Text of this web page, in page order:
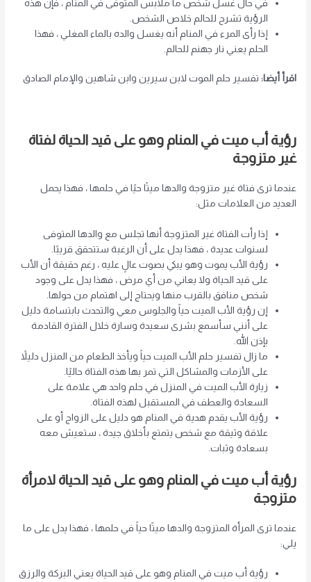
في حال غسل شخص ما ملابس المتوفى في المنام ، فإن هذه
الرؤية تشرح للحالم خلاص الشخص.
إذا رأى المرء في المنام أنه يغسل والده بالماء المغلي ، فهذا
الحلم يعني نار جهنم للحالم.
اقرأ أيضا: تفسير حلم الموت لابن سيرين وابن شاهين والإمام الصادق
رؤية أب ميت في المنام وهو على قيد الحياة لفتاة
غير متزوجة
عندما ترى فتاة غير متزوجة والدها ميتًا حيًا في حلمها ، فهذا يحمل
العديد من العلامات مثل:
إذا رأت الفتاة غير المتزوجة أنها تجلس مع والدها المتوفى
لسنوات عديدة ، فهذا يدل على أن الرغبة ستتحقق قريبًا.
رؤية الأب يموت وهو يبكي بصوت عالٍ عليه ، رغم حقيقة أن الأب
على قيد الحياة ولا يعاني من أي مرض ، فهذا يدل على وجود
شخص منافق بالقرب منها ويحتاج إلى اهتمام من حولها.
إن رؤية الأب الميت حياً والجلوس معي والتحدث بابتسامة دليل
على أنني سأسمع بشرى سعيدة وسارة خلال الفترة القادمة
بإذن الله.
ما زال تفسير حلم الأب الميت حياً ويأخذ الطعام من المنزل دليلاً
على الأزمات والمشاكل التي تمر بها هذه الفتاة حاليًا.
زيارة الأب الميت في المنزل في حلم واحد هي علامة على
السعادة والعطف في المستقبل لهذه الفتاة.
رؤية الأب يقدم هدية في المنام هو دليل على الزواج أو على
علاقة وثيقة مع شخص يتمتع بأخلاق جيدة ، ستعيش معه
بسعادة وثبات.
رؤية أب ميت في المنام وهو على قيد الحياة لامرأة
متزوجة
عندما ترى المرأة المتزوجة والدها ميتًا حياً في حلمها ، فهذا يدل على ما
يلي:
رؤية أب ميت في المنام وهو على قيد الحياة يعني البركة والرزق